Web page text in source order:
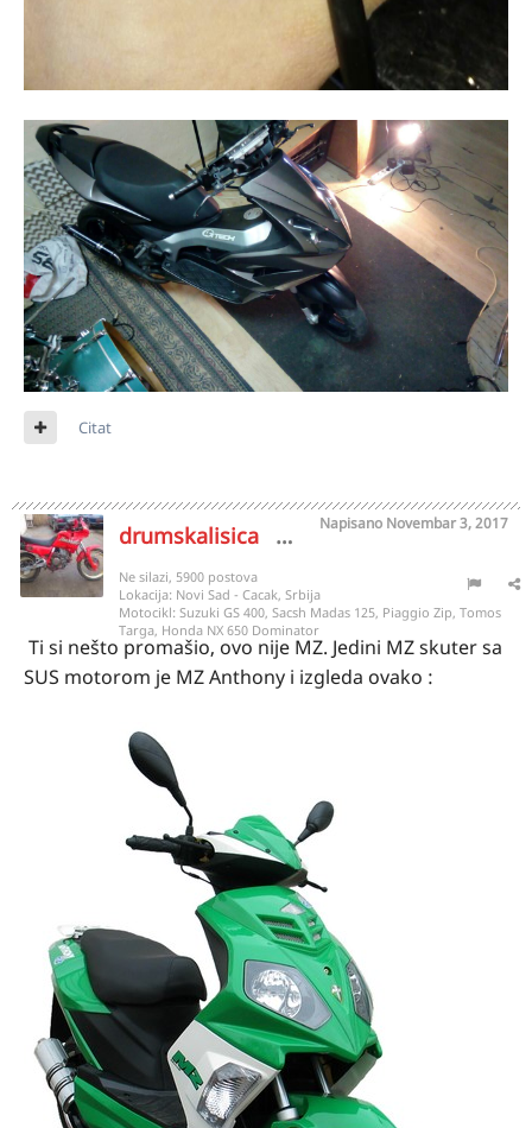
Citat
drumskalisica 8741
Napisano Novembar 3, 2017
Ne silazi, 5900 postova
Lokacija: Novi Sad - Cacak, Srbija
Motocikl: Suzuki GS 400, Sacsh Madas 125, Piaggio Zip, Tomos
Targa, Honda NX 650 Dominator
Ti si nešto promašio, ovo nije MZ. Jedini MZ skuter sa
SUS motorom je MZ Anthony i izgleda ovako :